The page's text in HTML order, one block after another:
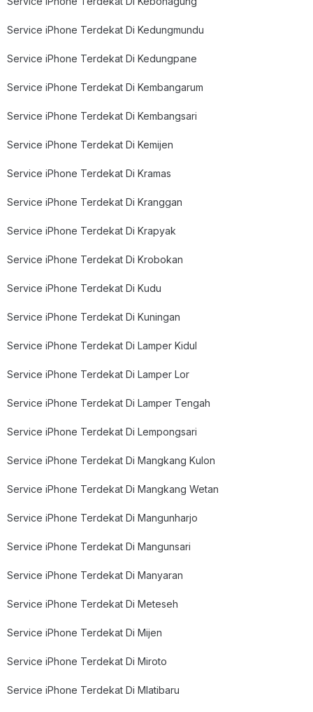
Service iPhone Terdekat Di Kedungmundu
Service iPhone Terdekat Di Kedungpane
Service iPhone Terdekat Di Kembangarum
Service iPhone Terdekat Di Kembangsari
Service iPhone Terdekat Di Kemijen
Service iPhone Terdekat Di Kramas
Service iPhone Terdekat Di Kranggan
Service iPhone Terdekat Di Krapyak
Service iPhone Terdekat Di Krobokan
Service iPhone Terdekat Di Kudu
Service iPhone Terdekat Di Kuningan
Service iPhone Terdekat Di Lamper Kidul
Service iPhone Terdekat Di Lamper Lor
Service iPhone Terdekat Di Lamper Tengah
Service iPhone Terdekat Di Lempongsari
Service iPhone Terdekat Di Mangkang Kulon
Service iPhone Terdekat Di Mangkang Wetan
Service iPhone Terdekat Di Mangunharjo
Service iPhone Terdekat Di Mangunsari
Service iPhone Terdekat Di Manyaran
Service iPhone Terdekat Di Meteseh
Service iPhone Terdekat Di Mijen
Service iPhone Terdekat Di Miroto
Service iPhone Terdekat Di Mlatibaru